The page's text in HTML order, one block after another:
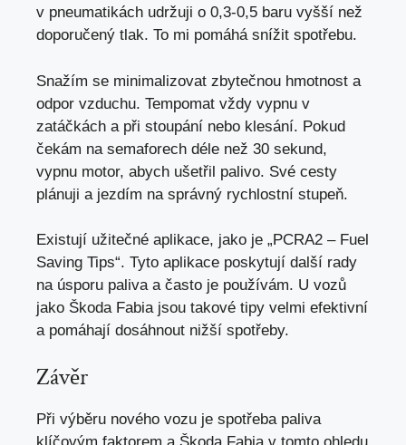
v pneumatikách udržuji o 0,3-0,5 baru vyšší než
doporučený tlak. To mi pomáhá snížit spotřebu.
Snažím se minimalizovat zbytečnou hmotnost a
odpor vzduchu. Tempomat vždy vypnu v
zatáčkách a při stoupání nebo klesání. Pokud
čekám na semaforech déle než 30 sekund,
vypnu motor, abych ušetřil palivo. Své cesty
plánuji a jezdím na správný rychlostní stupeň.
Existují užitečné aplikace, jako je „PCRA2 – Fuel
Saving Tips“. Tyto aplikace poskytují další rady
na úsporu paliva a často je používám. U vozů
jako Škoda Fabia jsou takové tipy velmi efektivní
a pomáhají dosáhnout nižší spotřeby.
Závěr
Při výběru nového vozu je spotřeba paliva